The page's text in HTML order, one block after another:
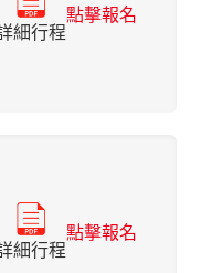
細行程
點擊報名
細行程
點擊報名